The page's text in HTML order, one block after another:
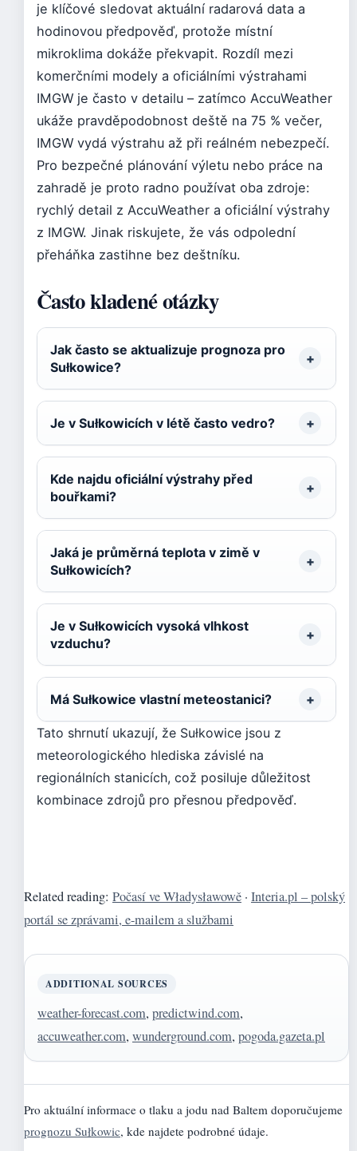
je klíčové sledovat aktuální radarová data a
hodinovou předpověď, protože místní
mikroklima dokáže překvapit. Rozdíl mezi
komerčními modely a oficiálními výstrahami
IMGW je často v detailu – zatímco AccuWeather
ukáže pravděpodobnost deště na 75 % večer,
IMGW vydá výstrahu až při reálném nebezpečí.
Pro bezpečné plánování výletu nebo práce na
zahradě je proto radno používat oba zdroje:
rychlý detail z AccuWeather a oficiální výstrahy
z IMGW. Jinak riskujete, že vás odpolední
přeháňka zastihne bez deštníku.
Často kladené otázky
Jak často se aktualizuje prognoza pro
Sułkowice?
Je v Sułkowicích v létě často vedro?
Kde najdu oficiální výstrahy před
bouřkami?
Jaká je průměrná teplota v zimě v
Sułkowicích?
Je v Sułkowicích vysoká vlhkost
vzduchu?
Má Sułkowice vlastní meteostanici?
Tato shrnutí ukazují, že Sułkowice jsou z
meteorologického hlediska závislé na
regionálních stanicích, což posiluje důležitost
kombinace zdrojů pro přesnou předpověď.
Related reading: Počasí ve Władysławowě · Interia.pl – polský
portál se zprávami, e-mailem a službami
ADDITIONAL SOURCES
weather-forecast.com, predictwind.com,
accuweather.com, wunderground.com, pogoda.gazeta.pl
Pro aktuální informace o tlaku a jodu nad Baltem doporučujeme
prognozu Sułkowic, kde najdete podrobné údaje.